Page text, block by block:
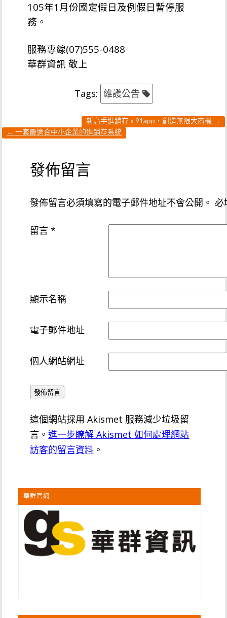
105年1月份國定假日及例假日暫停服
務。
服務專線(07)555-0488
華群資訊 敬上
Tags: 維護公告
新高手進銷存 x 91app，創造無限大商機 →
← 一套最適合中小企業的進銷存系統
發佈留言
發佈留言必須填寫的電子郵件地址不會公開。 必
留言*
顯示名稱
電子郵件地址
個人網站網址
這個網站採用 Akismet 服務減少垃圾留
言。進一步瞭解 Akismet 如何處理網站
訪客的留言資料 。
華群官網